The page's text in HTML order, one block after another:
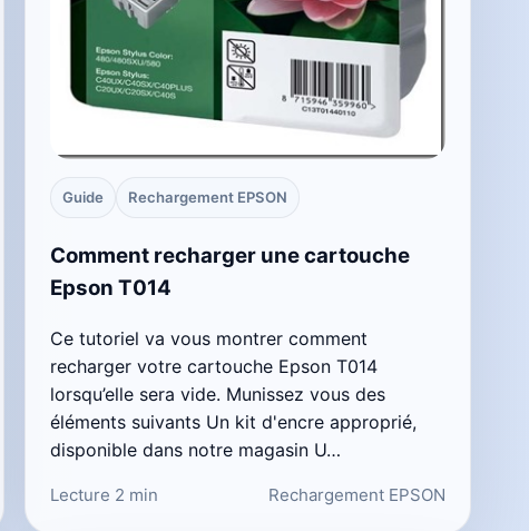
Guide Rechargement EPSON
Comment recharger une cartouche
Epson T014
Ce tutoriel va vous montrer comment
recharger votre cartouche Epson T014
lorsqu’elle sera vide. Munissez vous des
éléments suivants Un kit d'encre approprié,
disponible dans notre magasin U…
Lecture 2 min Rechargement EPSON